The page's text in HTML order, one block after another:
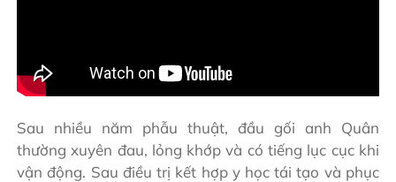
Sau nhiều năm phẫu thuật, đầu gối anh Quân
thường xuyên đau, lỏng khớp và có tiếng lục cục khi
vận động. Sau điều trị kết hợp y học tái tạo và phục